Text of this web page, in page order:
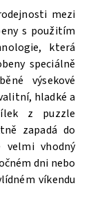
mezi
s použitím
která
speciálně
výsekové
hladké a
z puzzle
zapadá do
velmi vhodný
dni nebo
víkendu